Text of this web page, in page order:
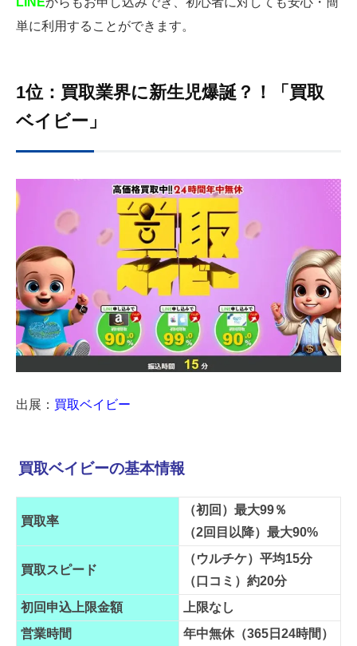
単に利用することができます。
1位：買取業界に新生児爆誕？！「買取
ベイビー」
出展： 買取ベイビー
買取ベイビーの基本情報
買取率
（初回）最大99％
（2回目以降）最大90%
買取スピード
（ウルチケ）平均15分
（口コミ）約20分
初回申込上限金額
上限なし
営業時間
年中無休（365日24時間）